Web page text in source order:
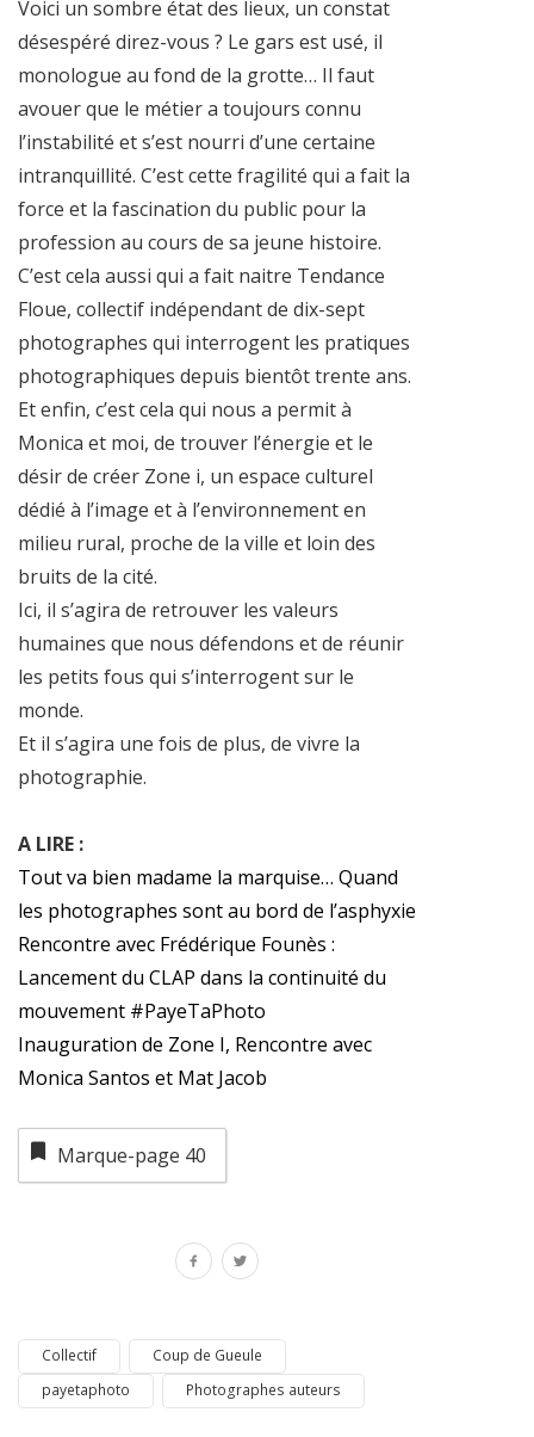
Voici un sombre état des lieux, un constat
désespéré direz-vous ? Le gars est usé, il
monologue au fond de la grotte… Il faut
avouer que le métier a toujours connu
l’instabilité et s’est nourri d’une certaine
intranquillité. C’est cette fragilité qui a fait la
force et la fascination du public pour la
profession au cours de sa jeune histoire.
C’est cela aussi qui a fait naitre Tendance
Floue, collectif indépendant de dix-sept
photographes qui interrogent les pratiques
photographiques depuis bientôt trente ans.
Et enfin, c’est cela qui nous a permit à
Monica et moi, de trouver l’énergie et le
désir de créer Zone i, un espace culturel
dédié à l’image et à l’environnement en
milieu rural, proche de la ville et loin des
bruits de la cité.
Ici, il s’agira de retrouver les valeurs
humaines que nous défendons et de réunir
les petits fous qui s’interrogent sur le
monde.
Et il s’agira une fois de plus, de vivre la
photographie.
A LIRE :
Tout va bien madame la marquise… Quand
les photographes sont au bord de l’asphyxie
Rencontre avec Frédérique Founès :
Lancement du CLAP dans la continuité du
mouvement #PayeTaPhoto
Inauguration de Zone I, Rencontre avec
Monica Santos et Mat Jacob
Marque-page 40
Collectif
Coup de Gueule
payetaphoto
Photographes auteurs